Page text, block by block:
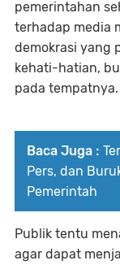
pemerintahan
terhadap media
demokrasi yang
kehati-hatian,
pada tempatnya.
Baca Juga :
Pers, dan
Pemerintah
Publik tentu
agar dapat